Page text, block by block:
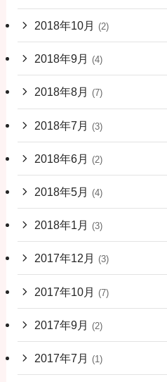
2018年10月 (2)
2018年9月 (4)
2018年8月 (7)
2018年7月 (3)
2018年6月 (2)
2018年5月 (4)
2018年1月 (3)
2017年12月 (3)
2017年10月 (7)
2017年9月 (2)
2017年7月 (1)